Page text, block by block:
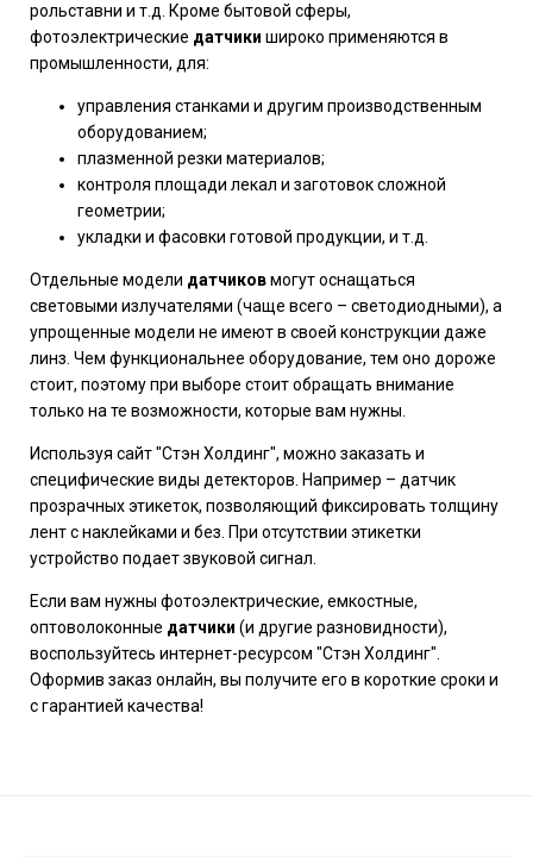
рольставни и т.д. Кроме бытовой сферы,
фотоэлектрические датчики широко применяются в
промышленности, для:
управления станками и другим производственным
оборудованием;
плазменной резки материалов;
контроля площади лекал и заготовок сложной
геометрии;
укладки и фасовки готовой продукции, и т.д.
Отдельные модели датчиковмогут оснащаться
световыми излучателями (чаще всего – светодиодными), а
упрощенные модели не имеют в своей конструкции даже
линз. Чем функциональнее оборудование, тем оно дороже
стоит, поэтому при выборе стоит обращать внимание
только на те возможности, которые вам нужны.
Используя сайт "Стэн Холдинг", можно заказать и
специфические виды детекторов. Например – датчик
прозрачных этикеток, позволяющий фиксировать толщину
лент с наклейками и без. При отсутствии этикетки
устройство подает звуковой сигнал.
Если вам нужны фотоэлектрические, емкостные,
оптоволоконные датчики (и другие разновидности),
воспользуйтесь интернет-ресурсом "Стэн Холдинг".
Оформив заказ онлайн, вы получите его в короткие сроки и
с гарантией качества!